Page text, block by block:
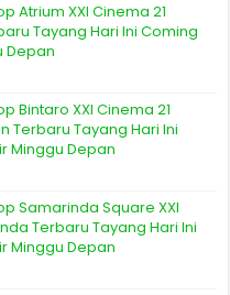
Atrium XXI Cinema 21
Tayang Hari Ini Coming
Depan
Bintaro XXI Cinema 21
Terbaru Tayang Hari Ini
Minggu Depan
Samarinda Square XXI
Terbaru Tayang Hari Ini
Minggu Depan